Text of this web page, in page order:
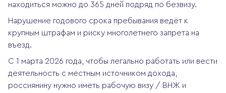
находиться можно до 365 дней подряд по безвизу.
Нарушение годового срока пребывания ведёт к
крупным штрафам и риску многолетнего запрета на
въезд.
С 1 марта 2026 года, чтобы легально работать или вести
деятельность с местным источником дохода,
россиянину нужно иметь рабочую визу / ВНЖ и